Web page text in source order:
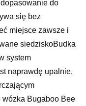
do
się bez
miejsce zawsze i
siedziskoBudka
system
naprawdę upalnie,
Bugaboo Bee